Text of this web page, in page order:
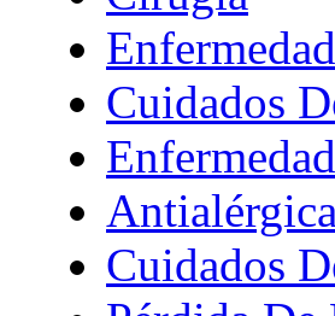
Cuidados
Cuidados